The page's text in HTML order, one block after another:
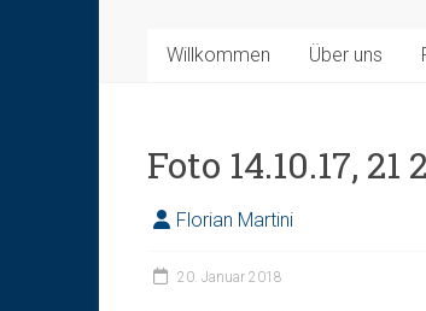
Willkommen Über uns
Foto 14.10.17, 21
Florian Martini
20. Januar 2018